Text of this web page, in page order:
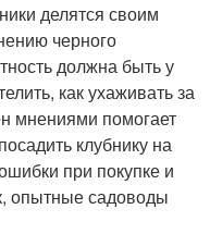
делятся своим
черного
должна быть у
как ухаживать за
мнениями помогает
клубнику на
при покупке и
опытные садоводы